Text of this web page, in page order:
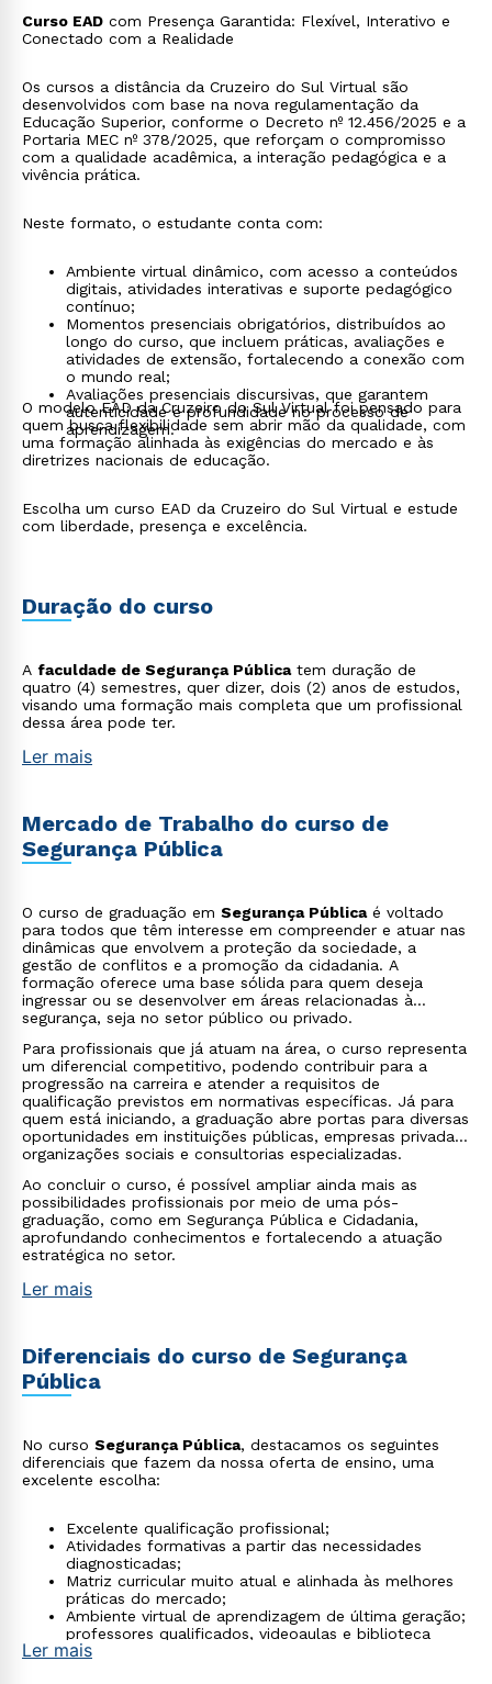
Curso EAD com Presença Garantida: Flexível, Interativo e
Conectado com a Realidade
Os cursos a distância da Cruzeiro do Sul Virtual são
desenvolvidos com base na nova regulamentação da
Educação Superior, conforme o Decreto nº 12.456/2025 e a
Portaria MEC nº 378/2025, que reforçam o compromisso
com a qualidade acadêmica, a interação pedagógica e a
vivência prática.
Neste formato, o estudante conta com:
Ambiente virtual dinâmico, com acesso a conteúdos
digitais, atividades interativas e suporte pedagógico
contínuo;
Momentos presenciais obrigatórios, distribuídos ao
longo do curso, que incluem práticas, avaliações e
atividades de extensão, fortalecendo a conexão com
o mundo real;
Avaliações presenciais discursivas, que garantem
autenticidade e profundidade no processo de
aprendizagem.
O modelo EAD da Cruzeiro do Sul Virtual foi pensado para
quem busca flexibilidade sem abrir mão da qualidade, com
uma formação alinhada às exigências do mercado e às
diretrizes nacionais de educação.
Escolha um curso EAD da Cruzeiro do Sul Virtual e estude
com liberdade, presença e excelência.
Duração do curso
A faculdade de Segurança Públicatem duração de
quatro (4) semestres, quer dizer, dois (2) anos de estudos,
visando uma formação mais completa que um profissional
dessa área pode ter.
Ler mais
Mercado de Trabalho do curso de
Segurança Pública
O curso de graduação em Segurança Públicaé voltado
para todos que têm interesse em compreender e atuar nas
dinâmicas que envolvem a proteção da sociedade, a
gestão de conflitos e a promoção da cidadania. A
formação oferece uma base sólida para quem deseja
ingressar ou se desenvolver em áreas relacionadas à
segurança, seja no setor público ou privado.
Para profissionais que já atuam na área, o curso representa
um diferencial competitivo, podendo contribuir para a
progressão na carreira e atender a requisitos de
qualificação previstos em normativas específicas. Já para
quem está iniciando, a graduação abre portas para diversas
oportunidades em instituições públicas, empresas privadas,
organizações sociais e consultorias especializadas.
Ao concluir o curso, é possível ampliar ainda mais as
possibilidades profissionais por meio de uma pós-
graduação, como em Segurança Pública e Cidadania,
aprofundando conhecimentos e fortalecendo a atuação
estratégica no setor.
Ler mais
Diferenciais do curso de Segurança
Pública
No curso Segurança Pública, destacamos os seguintes
diferenciais que fazem da nossa oferta de ensino, uma
excelente escolha:
Excelente qualificação profissional;
Atividades formativas a partir das necessidades
diagnosticadas;
Matriz curricular muito atual e alinhada às melhores
práticas do mercado;
Ambiente virtual de aprendizagem de última geração;
professores qualificados, videoaulas e biblioteca
virtual;
Ler mais